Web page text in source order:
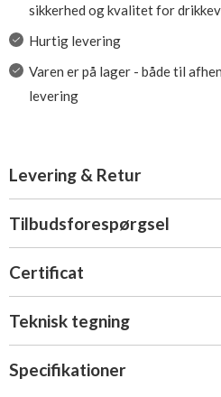
sikkerhed og kvalitet for
Hurtig levering
Varen er på lager - både til
levering
Levering & Retur
Tilbudsforespørgsel
Certificat
Teknisk tegning
Specifikationer